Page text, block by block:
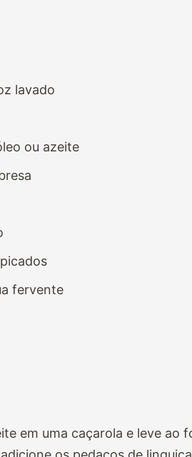
lavado
ou azeite
fervente
em uma caçarola e leve ao